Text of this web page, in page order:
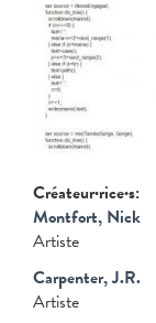
Créateur·rice·s:
Montfort, Nick
Artiste
Carpenter, J.R.
Artiste